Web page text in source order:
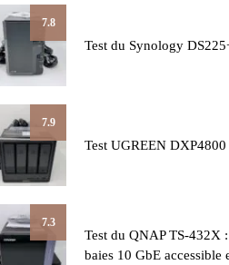
7.8
Test du Synology
7.9
Test UGREEN DXP4800
7.3
Test du QNAP TS-432X
baies 10 GbE accessible